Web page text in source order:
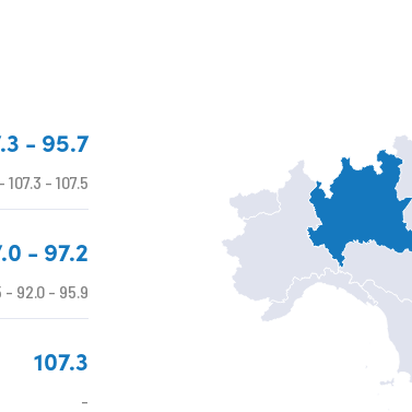
- 95.7
- 107.5
- 97.2
- 92.0 - 95.9
107.3
-